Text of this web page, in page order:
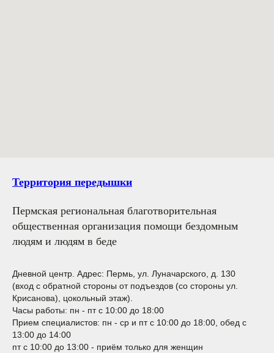
Территория передышки
Пермская региональная благотворительная
общественная организация помощи бездомным
людям и людям в беде
Дневной центр. Адрес: Пермь, ул. Луначарского, д. 130
(вход с обратной стороны от подъездов (со стороны ул.
Крисанова), цокольный этаж).
Часы работы: пн - пт с 10:00 до 18:00
Прием специалистов: пн - ср и пт с 10:00 до 18:00, обед с
13:00 до 14:00
пт с 10:00 до 13:00 - приём только для женщин